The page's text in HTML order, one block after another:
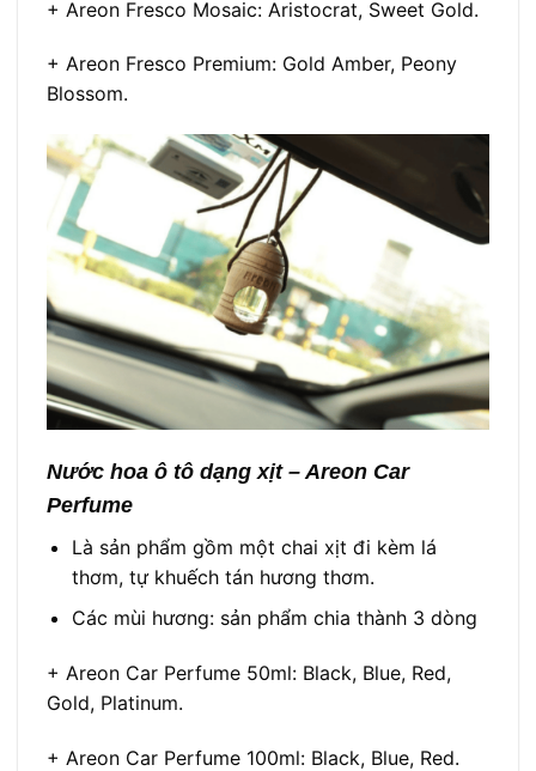
+ Areon Fresco Mosaic: Aristocrat, Sweet Gold.
+ Areon Fresco Premium: Gold Amber, Peony
Blossom.
Nước hoa ô tô dạng xịt – Areon Car
Perfume
Là sản phẩm gồm một chai xịt đi kèm lá
thơm, tự khuếch tán hương thơm.
Các mùi hương: sản phẩm chia thành 3 dòng
+ Areon Car Perfume 50ml: Black, Blue, Red,
Gold, Platinum.
+ Areon Car Perfume 100ml: Black, Blue, Red.